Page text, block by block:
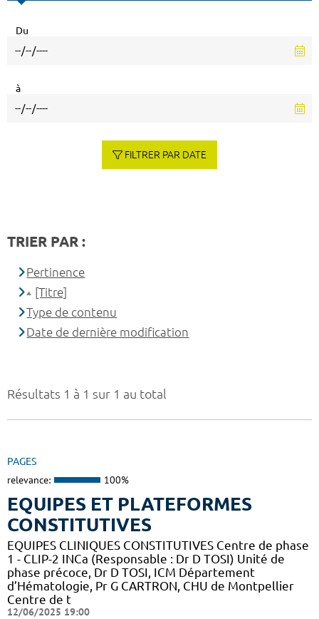
Résultats 1 à 1 sur 1 au total
PAGES
relevance: 100%
EQUIPES ET PLATEFORMES
CONSTITUTIVES
EQUIPES CLINIQUES CONSTITUTIVES Centre de phase
1 - CLIP-2 INCa (Responsable : Dr D TOSI) Unité de
phase précoce, Dr D TOSI, ICM Département
d’Hématologie, Pr G CARTRON, CHU de Montpellier
Centre de t
12/06/2025 19:00
Du
à
FILTRER PAR DATE
TRIER PAR :
Pertinence
[Titre]
Type de contenu
Date de dernière modification